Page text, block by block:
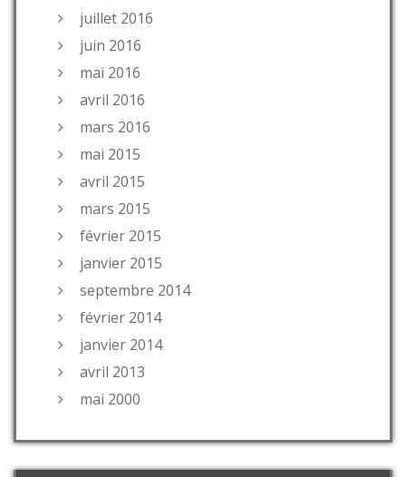
juillet 2016
juin 2016
mai 2016
avril 2016
mars 2016
mai 2015
avril 2015
mars 2015
février 2015
janvier 2015
septembre 2014
février 2014
janvier 2014
avril 2013
mai 2000